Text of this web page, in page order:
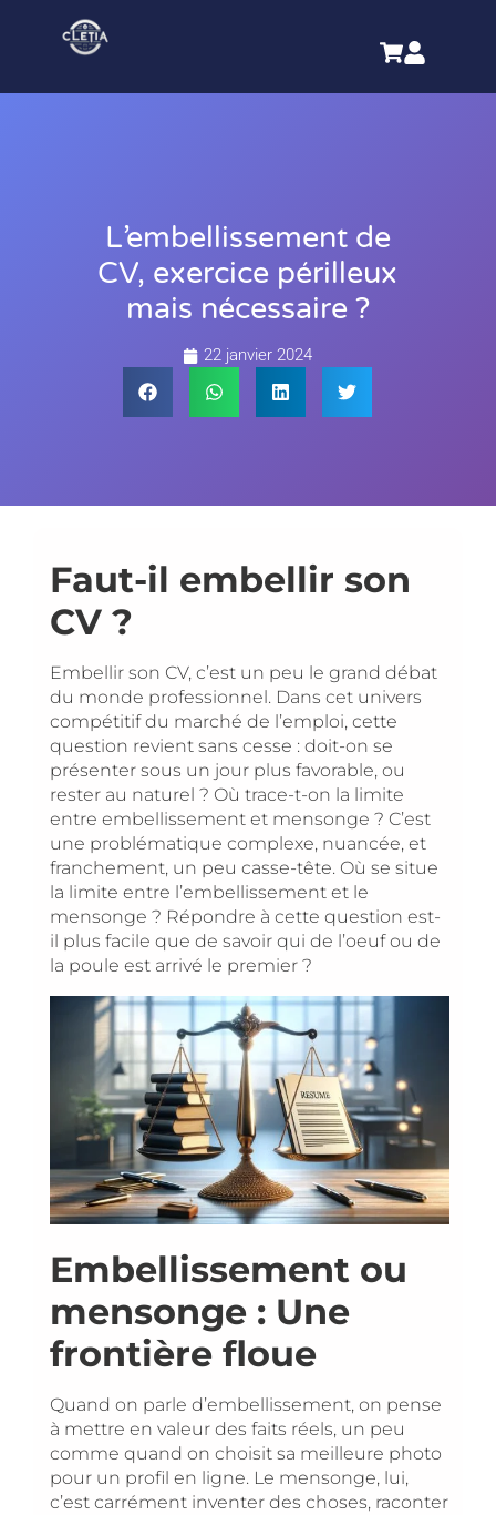
L’embellissement de
CV, exercice périlleux
mais nécessaire ?
22 janvier 2024
Faut-il embellir son
CV ?
Embellir son CV, c’est un peu le grand débat
du monde professionnel. Dans cet univers
compétitif du marché de l’emploi, cette
question revient sans cesse : doit-on se
présenter sous un jour plus favorable, ou
rester au naturel ? Où trace-t-on la limite
entre embellissement et mensonge ? C’est
une problématique complexe, nuancée, et
franchement, un peu casse-tête. Où se situe
la limite entre l’embellissement et le
mensonge ? Répondre à cette question est-
il plus facile que de savoir qui de l’oeuf ou de
la poule est arrivé le premier ?
Embellissement ou
mensonge : Une
frontière floue
Quand on parle d’embellissement, on pense
à mettre en valeur des faits réels, un peu
comme quand on choisit sa meilleure photo
pour un profil en ligne. Le mensonge, lui,
c’est carrément inventer des choses, raconter